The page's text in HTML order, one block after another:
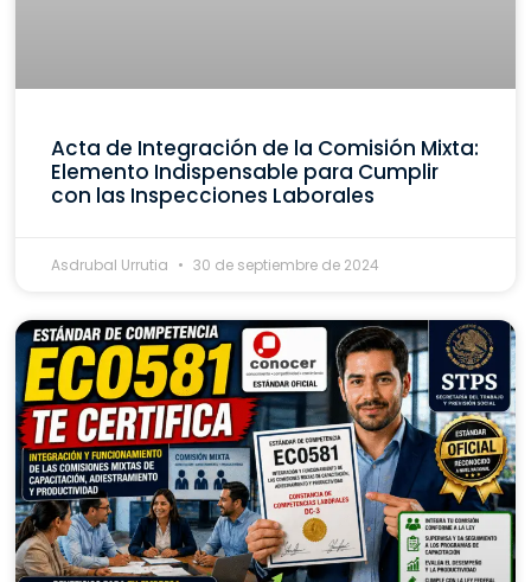
Acta de Integración de la Comisión Mixta:
Elemento Indispensable para Cumplir
con las Inspecciones Laborales
Asdrubal Urrutia 30 de septiembre de 2024